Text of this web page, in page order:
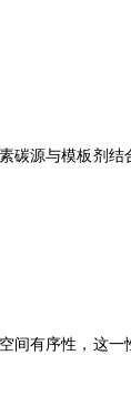
碳源与模板剂结
间有序性，这一